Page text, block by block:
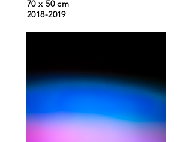
70 x 50 cm
2018-2019